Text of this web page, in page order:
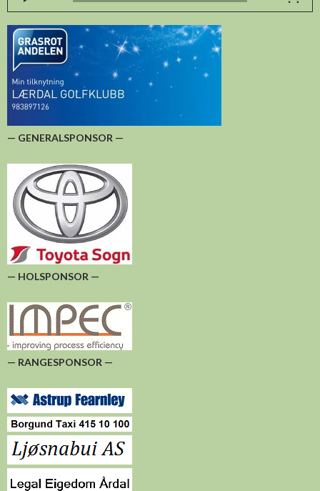
— GENERALSPONSOR —
— HOLSPONSOR —
— RANGESPONSOR —